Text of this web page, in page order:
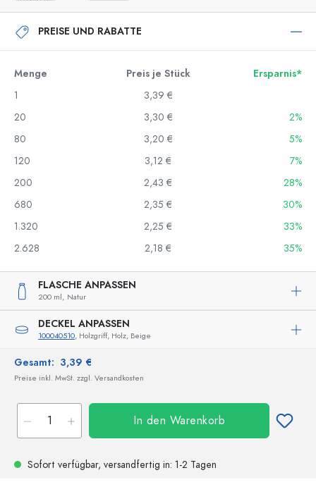
PREISE UND RABATTE
Menge Preis je Stück
Ersparnis*
1
3,39 €
20
3,30 €
2%
80
3,20 €
5%
120
3,12 €
7%
200
2,43 €
28%
680
2,35 €
30%
1.320
2,25 €
33%
2.628
2,18 € 35%
FLASCHE ANPASSEN
200 ml, Natur
DECKEL ANPASSEN
100040510, Holzgriff, Holz, Beige
Gesamt: 3,39 €
Preise inkl. MwSt. zzgl. Versandkosten
In den Warenkorb
Sofort verfügbar, versandfertig in: 1-2 Tagen